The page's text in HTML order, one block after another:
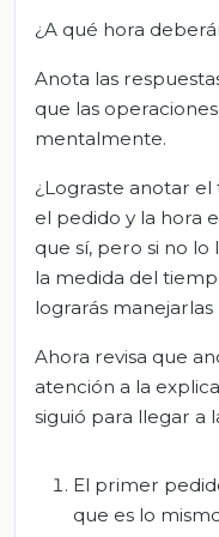
¿A qué hora
Anota las
que las
mentalmente.
¿Lograste anotar
el pedido y la hora
que sí, pero si no
la medida del
lograrás manejarlas
Ahora revisa que
atención a la
siguió para llegar a
El primer
que es lo